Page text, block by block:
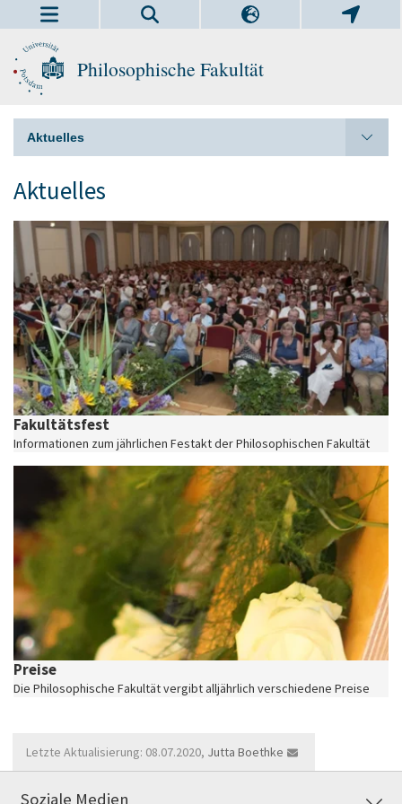
Philosophische Fakultät
Aktuelles
Aktuelles
Fakultätsfest
Informationen zum jährlichen Festakt der Philosophischen Fakultät
Preise
Die Philosophische Fakultät vergibt alljährlich verschiedene Preise
Letzte Aktualisierung: 08.07.2020, Jutta Boethke
Soziale Medien